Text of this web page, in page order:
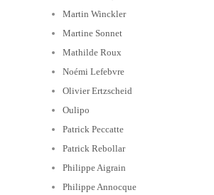
Martin Winckler
Martine Sonnet
Mathilde Roux
Noémi Lefebvre
Olivier Ertzscheid
Oulipo
Patrick Peccatte
Patrick Rebollar
Philippe Aigrain
Philippe Annocque